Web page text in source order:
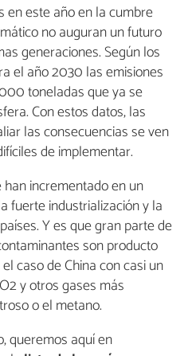
en este año en la cumbre
no auguran un futuro
generaciones. Según los
el año 2030 las emisiones
toneladas que ya se
Con estos datos, las
las consecuencias se ven
de implementar.
han incrementado en un
fuerte industrialización y la
Y es que gran parte de
son producto
caso de China con casi un
y otros gases más
o el metano.
queremos aquí en